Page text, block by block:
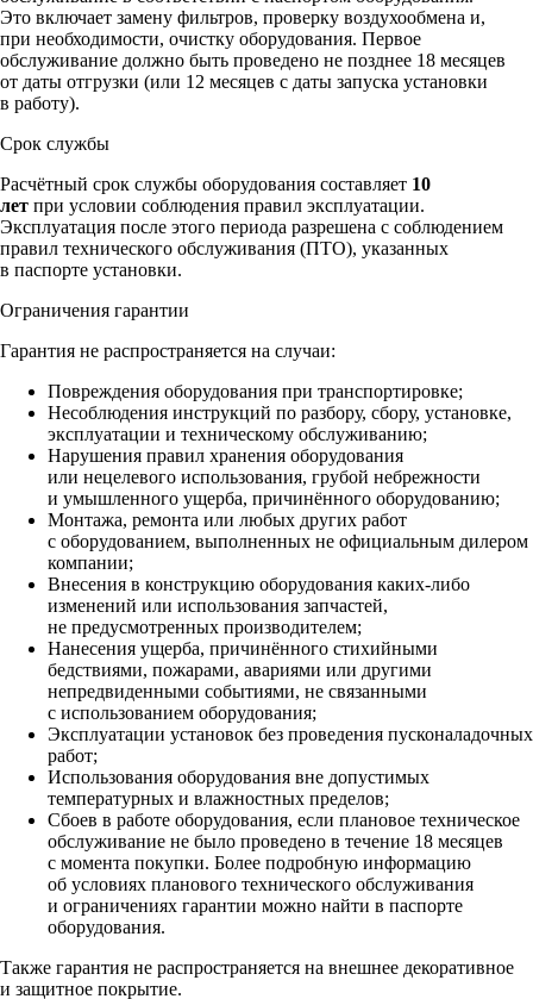
Это включает замену фильтров, проверку воздухообмена и,
при необходимости, очистку оборудования. Первое
обслуживание должно быть проведено не позднее 18 месяцев
от даты отгрузки (или 12 месяцев с даты запуска установки
в работу).
Срок службы
Расчётный срок службы оборудования составляет 10
лет при условии соблюдения правил эксплуатации.
Эксплуатация после этого периода разрешена с соблюдением
правил технического обслуживания (ПТО), указанных
в паспорте установки.
Ограничения гарантии
Гарантия не распространяется на случаи:
Повреждения оборудования при транспортировке;
Несоблюдения инструкций по разбору, сбору, установке,
эксплуатации и техническому обслуживанию;
Нарушения правил хранения оборудования
или нецелевого использования, грубой небрежности
и умышленного ущерба, причинённого оборудованию;
Монтажа, ремонта или любых других работ
с оборудованием, выполненных не официальным дилером
компании;
Внесения в конструкцию оборудования каких‑либо
изменений или использования запчастей,
не предусмотренных производителем;
Нанесения ущерба, причинённого стихийными
бедствиями, пожарами, авариями или другими
непредвиденными событиями, не связанными
с использованием оборудования;
Эксплуатации установок без проведения пусконаладочных
работ;
Использования оборудования вне допустимых
температурных и влажностных пределов;
Сбоев в работе оборудования, если плановое техническое
обслуживание не было проведено в течение 18 месяцев
с момента покупки. Более подробную информацию
об условиях планового технического обслуживания
и ограничениях гарантии можно найти в паспорте
оборудования.
Также гарантия не распространяется на внешнее декоративное
и защитное покрытие.